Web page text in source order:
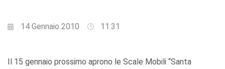
14 Gennaio 2010 11:31
Il 15 gennaio prossimo aprono le Scale Mobili “Santa